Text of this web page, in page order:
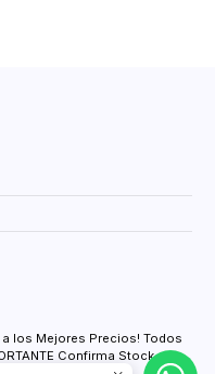
a los Mejores Precios! Todos
Confirma Stock